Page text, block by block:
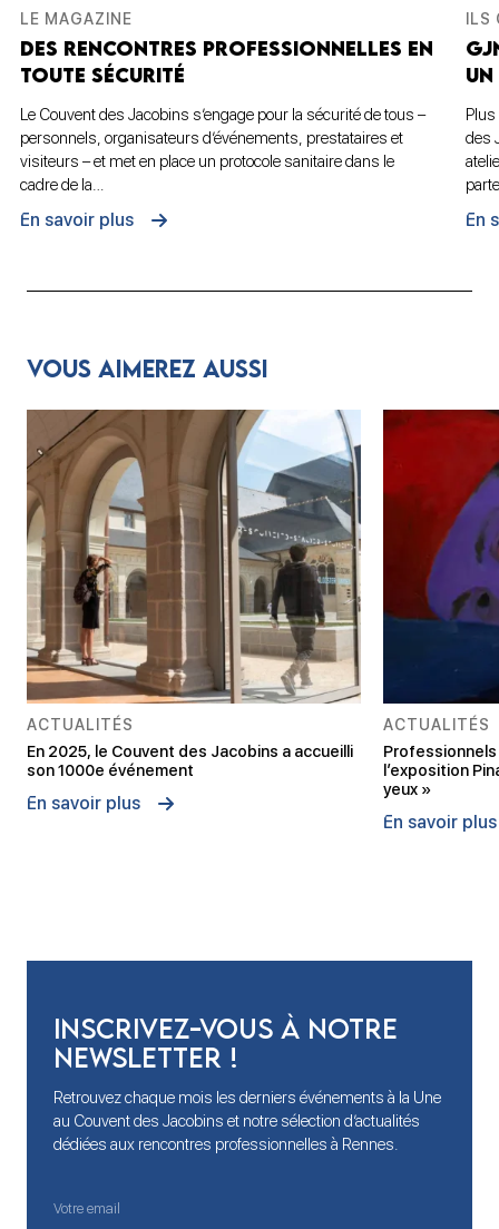
LE MAGAZINE
DES RENCONTRES PROFESSIONNELLES EN
TOUTE SÉCURITÉ
Le Couvent des Jacobins s’engage pour la sécurité de tous –
personnels, organisateurs d’événements, prestataires et
visiteurs – et met en place un protocole sanitaire dans le
cadre de la…
En savoir plus
UN
des
En
Vous aimerez aussi
ACTUALITÉS
En 2025, le Couvent des Jacobins a accueilli
son 1000e événement
En savoir plus
ACTUALITÉS
l’exposition
yeux »
En savoir plus
Inscrivez-vous à notre
newsletter !
Retrouvez chaque mois les derniers événements à la Une
au Couvent des Jacobins et notre sélection d’actualités
dédiées aux rencontres professionnelles à Rennes.